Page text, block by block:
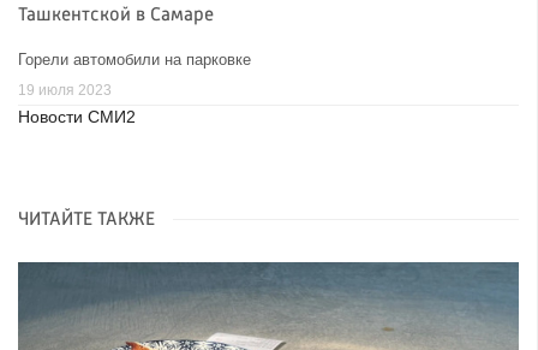
Ташкентской в Самаре
Горели автомобили на парковке
19 июля 2023
Новости СМИ2
ЧИТАЙТЕ ТАКЖЕ